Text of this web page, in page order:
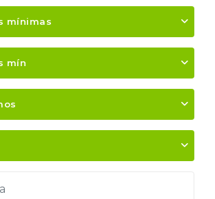
mínimas
mín